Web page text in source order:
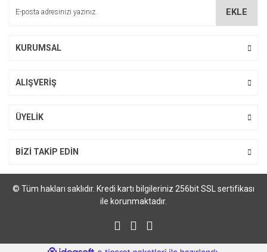
EKLE
KURUMSAL
ALIŞVERİŞ
ÜYELİK
BİZİ TAKİP EDİN
© Tüm hakları saklıdır. Kredi kartı bilgileriniz 256bit SSL sertifikası
ile korunmaktadır.